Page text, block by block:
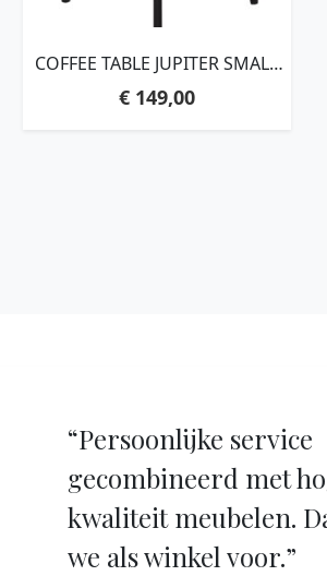
COFFEE TABLE JUPITER SMALL
TEAKWOOD
€149,00
“Persoonlijke service
gecombineerd met
kwaliteit meubelen.
we als winkel voor.”